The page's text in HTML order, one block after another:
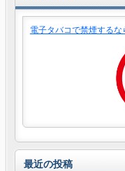
電子タバコで禁煙するな
最近の投稿